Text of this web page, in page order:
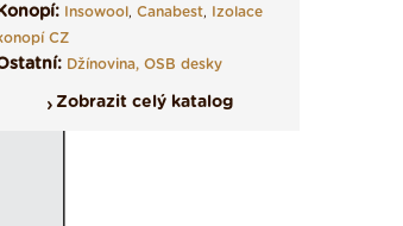
Insowool, Canabest, Izolace
CZ
Džínovina, OSB desky
Zobrazit celý katalog